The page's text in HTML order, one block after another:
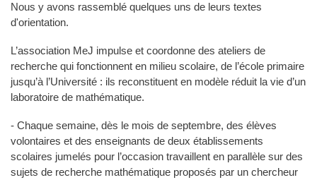
Nous y avons rassemblé quelques uns de leurs textes
d'orientation.
L’association MeJ impulse et coordonne des ateliers de
recherche qui fonctionnent en milieu scolaire, de l’école primaire
jusqu’à l’Université : ils reconstituent en modèle réduit la vie d’un
laboratoire de mathématique.
- Chaque semaine, dès le mois de septembre, des élèves
volontaires et des enseignants de deux établissements
scolaires jumelés pour l’occasion travaillent en parallèle sur des
sujets de recherche mathématique proposés par un chercheur